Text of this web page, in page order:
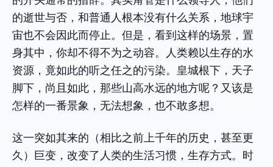
的逝世与否，和普通人根本没有什么关系，地球宇
宙也不会因此而停止。但是，看到这样的场景，置
身其中，你却不得不为之动容。人类赖以生存的水
资源，竟如此的听之任之的污染。皇城根下，天子
脚下，尚且如此，那些山高水远的地方呢？又该是
怎样的一番景象，无法想象，也不敢多想。
这一突如其来的（相比之前上千年的历史，甚至更
久）巨变，改变了人类的生活习惯，生存方式。时